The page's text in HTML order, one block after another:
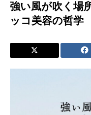
強い風が吹く場
ッコ美容の哲学